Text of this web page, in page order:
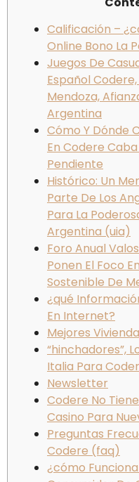
Calificación –
Online Bono La
Juegos De
Español
Mendoza,
Argentina
Cómo Y Dónde
En Codere
Pendiente
Histórico: Un
Parte De Los
Para La
Argentina (uia)
Foro Anual
Ponen El Foco
Sostenible De
¿qué
En Internet?
Mejores
“hinchadores”,
Italia Para
Newsletter
Codere No
Casino Para
Preguntas
Codere (faq)
¿cómo